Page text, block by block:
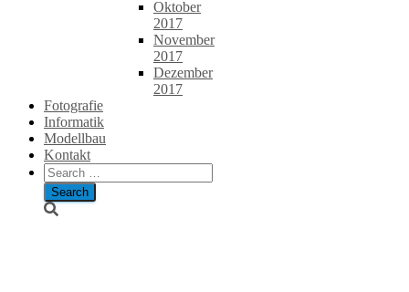
Oktober
2017
November
2017
Dezember
2017
Fotografie
Informatik
Modellbau
Kontakt
Search
for: